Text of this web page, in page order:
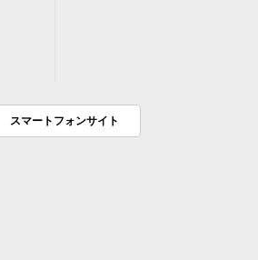
スマートフォンサイト